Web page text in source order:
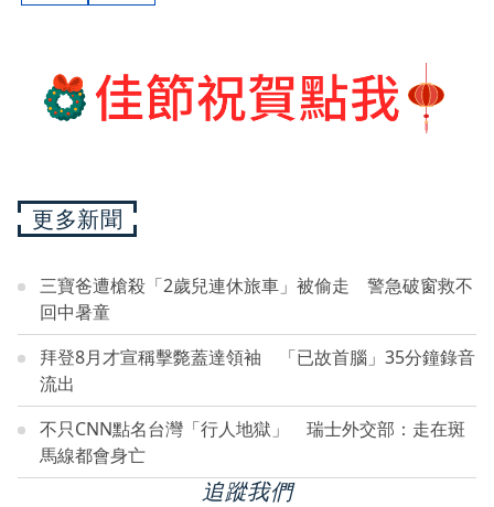
更多新聞
三寶爸遭槍殺「2歲兒連休旅車」被偷走 警急破窗救不
回中暑童
拜登8月才宣稱擊斃蓋達領袖 「已故首腦」35分鐘錄音
流出
不只CNN點名台灣「行人地獄」 瑞士外交部：走在斑
馬線都會身亡
追蹤我們